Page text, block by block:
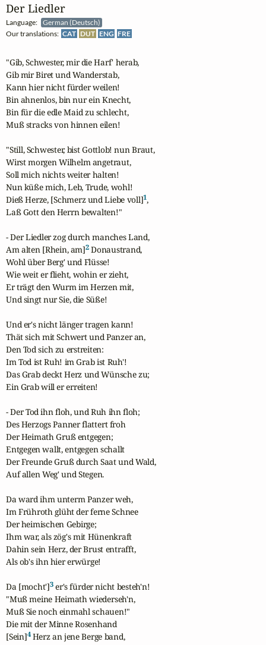
Der Liedler
Language:
German (Deutsch)
Our translations: CAT DUT ENG FRE
"Gib, Schwester, mir die Harf' herab,
Gib mir Biret und Wanderstab,
Kann hier nicht fürder weilen!
Bin ahnenlos, bin nur ein Knecht,
Bin für die edle Maid zu schlecht,
Muß stracks von hinnen eilen!
"Still, Schwester, bist Gottlob! nun Braut,
Wirst morgen Wilhelm angetraut,
Soll mich nichts weiter halten!
Nun küße mich, Leb, Trude, wohl!
Dieß Herze, [Schmerz und Liebe voll]1,
Laß Gott den Herrn bewalten!"
- Der Liedler zog durch manches Land,
Am alten [Rhein, am]2 Donaustrand,
Wohl über Berg' und Flüsse!
Wie weit er flieht, wohin er zieht,
Er trägt den Wurm im Herzen mit,
Und singt nur Sie, die Süße!
Und er's nicht länger tragen kann!
Thät sich mit Schwert und Panzer an,
Den Tod sich zu erstreiten:
Im Tod ist Ruh! im Grab ist Ruh'!
Das Grab deckt Herz und Wünsche zu;
Ein Grab will er erreiten!
- Der Tod ihn floh, und Ruh ihn floh;
Des Herzogs Panner flattert froh
Der Heimath Gruß entgegen;
Entgegen wallt, entgegen schallt
Der Freunde Gruß durch Saat und Wald,
Auf allen Weg' und Stegen.
Da ward ihm unterm Panzer weh,
Im Frühroth glüht der ferne Schnee
Der heimischen Gebirge;
Ihm war, als zög's mit Hünenkraft
Dahin sein Herz, der Brust entrafft,
Als ob's ihn hier erwürge!
Da [mocht']3 er's fürder nicht besteh'n!
"Muß meine Heimath wiederseh'n,
Muß Sie noch einmahl schauen!"
Die mit der Minne Rosenhand
[Sein]4 Herz an jene Berge band,